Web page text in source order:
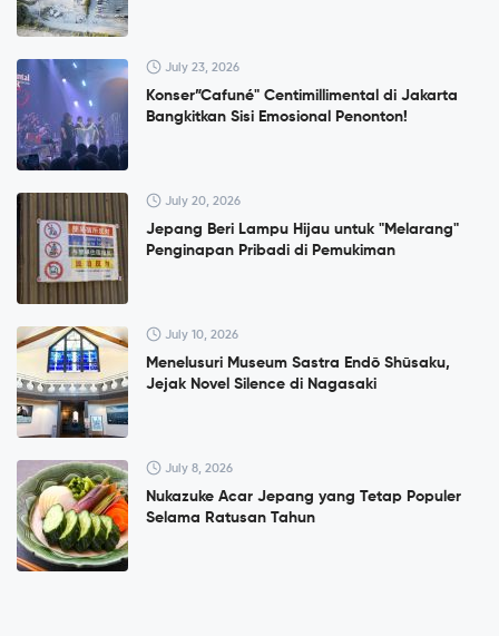
July 23, 2026
Konser”Cafuné" Centimillimental di Jakarta
Bangkitkan Sisi Emosional Penonton!
July 20, 2026
Jepang Beri Lampu Hijau untuk "Melarang"
Penginapan Pribadi di Pemukiman
July 10, 2026
Menelusuri Museum Sastra Endō Shūsaku,
Jejak Novel Silence di Nagasaki
July 8, 2026
Nukazuke Acar Jepang yang Tetap Populer
Selama Ratusan Tahun